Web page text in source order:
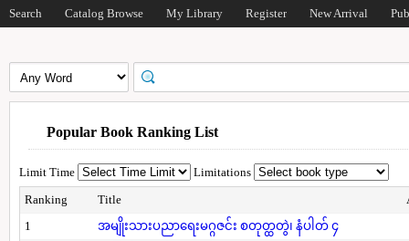
Search Catalog Browse My Library Register New Arrival
Popular Book Ranking List
Limit Time
Limitations
Ranking
Title
1
အမျိုးသားပညာရေးမဂ္ဂဇင်း စတုတ္ထတွဲ၊ နံပါတ် ၄